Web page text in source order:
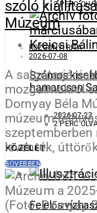
2 PERC
Számos
hamarosan
2026-07-23
2 PERC
KÖZÉLET
Felelős
szóló
Múzeum
ROZGONYI RITA
2026-07-08
A
mozgalmakról
Dornyay Béla
múzeum
szeptemberben
leventék,
BŐVEBBEN